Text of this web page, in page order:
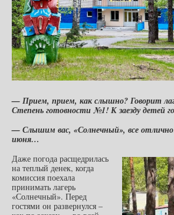
— Прием, прием, как слышно? Говорит
Степень готовности №1! К заезду детей
— Слышим вас, «Солнечный», все отлично!
июня…
Даже погода расщедрилась
на теплый денек, когда
комиссия поехала
принимать лагерь
«Солнечный». Перед
гостями он развернулся –